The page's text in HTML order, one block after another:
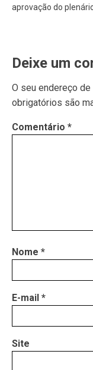
aprovação do
Deixe um
O seu endereço
obrigatórios são
Comentário *
Nome *
E-mail *
Site